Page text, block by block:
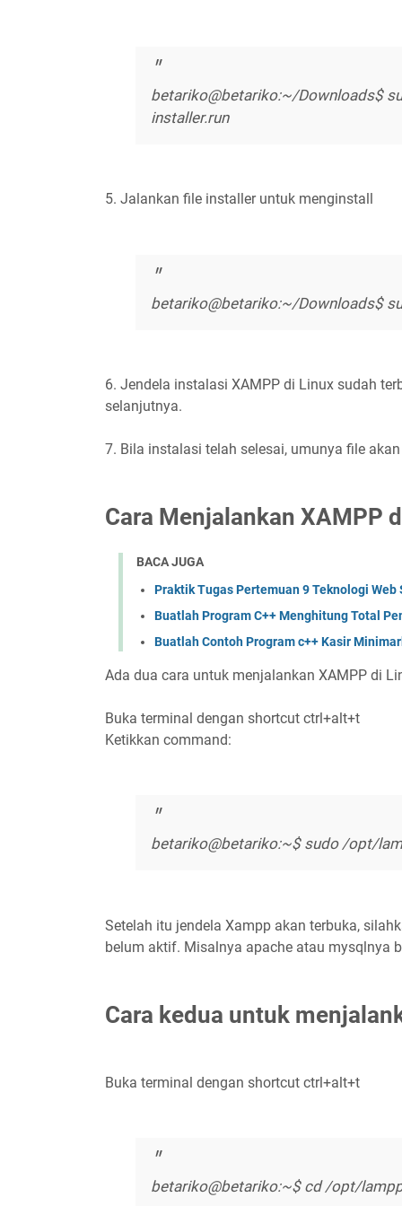
betariko@betariko:~/Downloads$
installer.run
5. Jalankan file installer untuk menginstall
betariko@betariko:~/Downloads$
6. Jendela instalasi XAMPP di Linux sudah
selanjutnya.
7. Bila instalasi telah selesai, umunya file
Cara Menjalankan XAMPP
BACA JUGA
Praktik Tugas Pertemuan 9 Teknologi Web
Buatlah Program C++ Menghitung Total
Buatlah Contoh Program c++ Kasir
Ada dua cara untuk menjalankan XAMPP di
Buka terminal dengan shortcut ctrl+alt+t
Ketikkan command:
betariko@betariko:~$ sudo /opt/
Setelah itu jendela Xampp akan terbuka,
belum aktif. Misalnya apache atau mysqlnya
Cara kedua untuk
Buka terminal dengan shortcut ctrl+alt+t
betariko@betariko:~$ cd /opt/